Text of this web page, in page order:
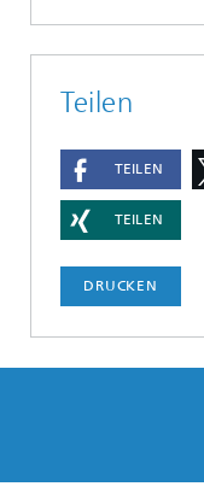
Teilen
TEILEN
TEILEN
DRUCKEN